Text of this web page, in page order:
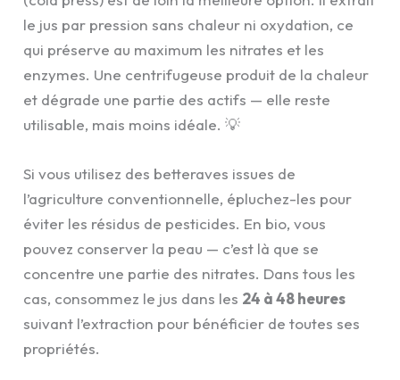
le jus par pression sans chaleur ni oxydation, ce
qui préserve au maximum les nitrates et les
enzymes. Une centrifugeuse produit de la chaleur
et dégrade une partie des actifs — elle reste
utilisable, mais moins idéale. 💡
Si vous utilisez des betteraves issues de
l’agriculture conventionnelle, épluchez-les pour
éviter les résidus de pesticides. En bio, vous
pouvez conserver la peau — c’est là que se
concentre une partie des nitrates. Dans tous les
cas, consommez le jus dans les 24 à 48 heures
suivant l’extraction pour bénéficier de toutes ses
propriétés.